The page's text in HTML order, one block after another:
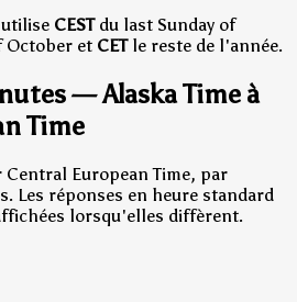
CESTdu last Sunday of
October et CETle reste de l'année.
— Alaska Time à
Time
Central European Time, par
Les réponses en heure standard
lorsqu'elles diffèrent.